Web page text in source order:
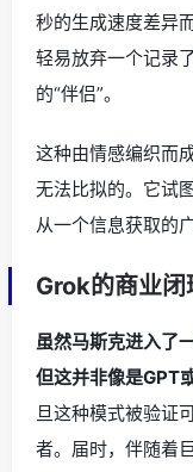
秒的生成速度差异
轻易放弃一个记录
的“伴侣”。
这种由情感编织而
无法比拟的。它试
从一个信息获取的
Grok的商业闭
虽然马斯克进入了
但这并非像是GPT
旦这种模式被验证
者。届时，伴随着